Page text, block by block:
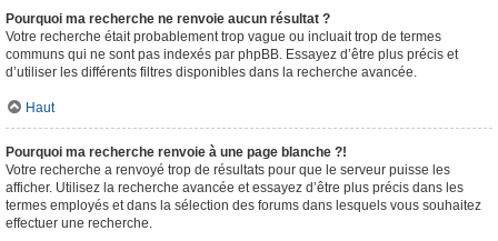
Pourquoi ma recherche ne renvoie aucun résultat ?
Votre recherche était probablement trop vague ou incluait trop de termes
communs qui ne sont pas indexés par phpBB. Essayez d’être plus précis et
d’utiliser les différents filtres disponibles dans la recherche avancée.
Haut
Pourquoi ma recherche renvoie à une page blanche ?!
Votre recherche a renvoyé trop de résultats pour que le serveur puisse les
afficher. Utilisez la recherche avancée et essayez d’être plus précis dans les
termes employés et dans la sélection des forums dans lesquels vous souhaitez
effectuer une recherche.